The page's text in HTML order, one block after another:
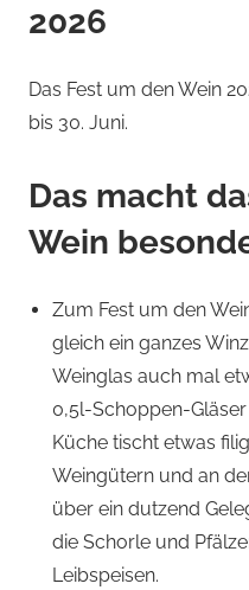
2026
Das Fest um den Wein
bis 30. Juni.
Das macht
Wein
Zum Fest um den
gleich ein ganzes
Weinglas auch mal
0,5l-Schoppen-
Küche tischt etwas
Weingütern und an
über ein dutzend
die Schorle und
Leibspeisen.